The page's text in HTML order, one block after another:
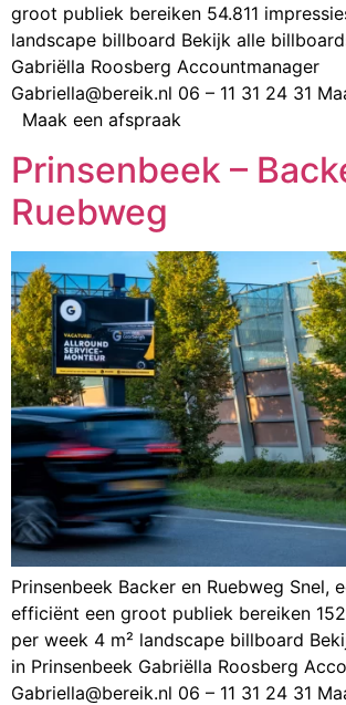
groot publiek bereiken 54.811
landscape billboard Bekijk alle
Gabriëlla Roosberg Accountmanager
Gabriella@bereik.nl 06 – 11 31 24 31
Maak een afspraak
Prinsenbeek –
Ruebweg
Prinsenbeek Backer en Ruebweg Snel,
efficiënt een groot publiek bereiken
per week 4 m² landscape billboard
in Prinsenbeek Gabriëlla Roosberg
Gabriella@bereik.nl 06 – 11 31 24 31